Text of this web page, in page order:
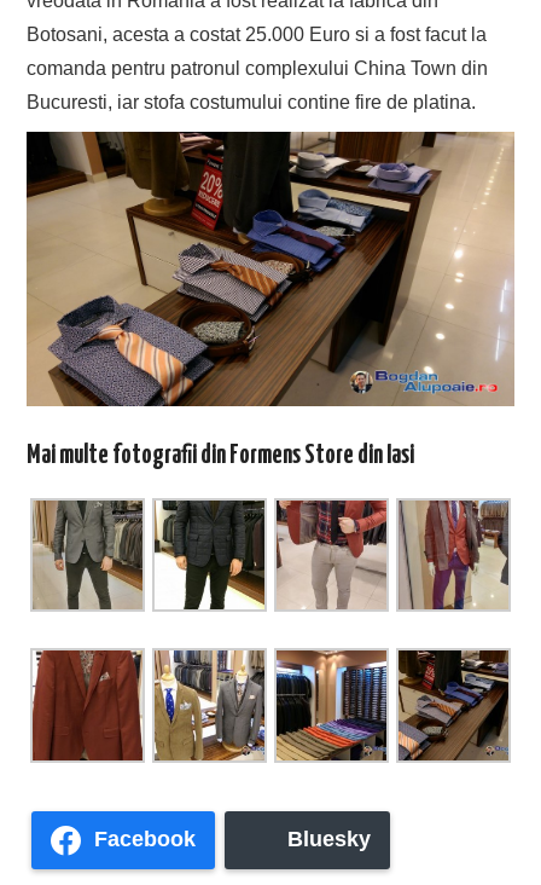
Botosani, acesta a costat 25.000 Euro si a fost facut la
comanda pentru patronul complexului China Town din
Bucuresti, iar stofa costumului contine fire de platina.
Mai multe fotografii din Formens Store din Iasi
Facebook Bluesky